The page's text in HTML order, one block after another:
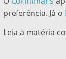
preferência. Já o
Leia a matéria